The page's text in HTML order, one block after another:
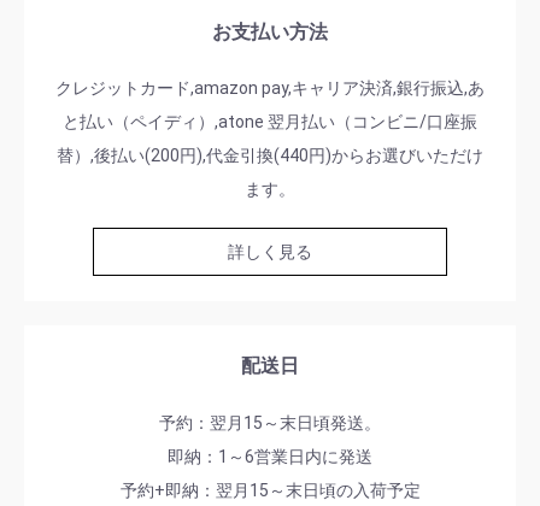
お支払い方法
クレジットカード,amazon pay,キャリア決済,銀行振込,あ
と払い（ペイディ）,atone 翌月払い（コンビニ/口座振
替）,後払い(200円),代金引換(440円)からお選びいただけ
ます。
詳しく見る
配送日
予約：翌月15～末日頃発送。
即納：1～6営業日内に発送
予約+即納：翌月15～末日頃の入荷予定